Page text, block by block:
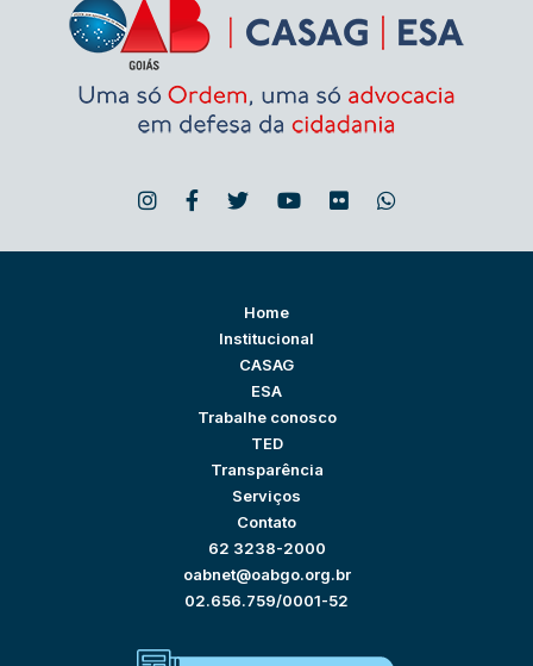
Home
Institucional
CASAG
ESA
Trabalhe conosco
TED
Transparência
Serviços
Contato
62 3238-2000
oabnet@oabgo.org.br
02.656.759/0001-52